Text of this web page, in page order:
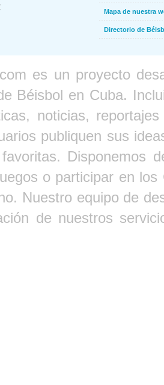
Mapa de nuestra
Directorio de
es un proyecto
Béisbol en Cuba.
noticias,
publiquen sus
Disponemos
o participar en
Nuestro equipo de
de nuestros